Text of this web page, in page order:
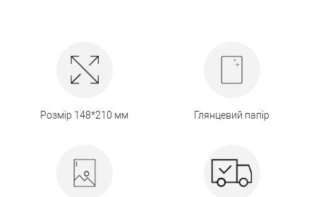
Розмір 148*210 мм Глянцевий папір